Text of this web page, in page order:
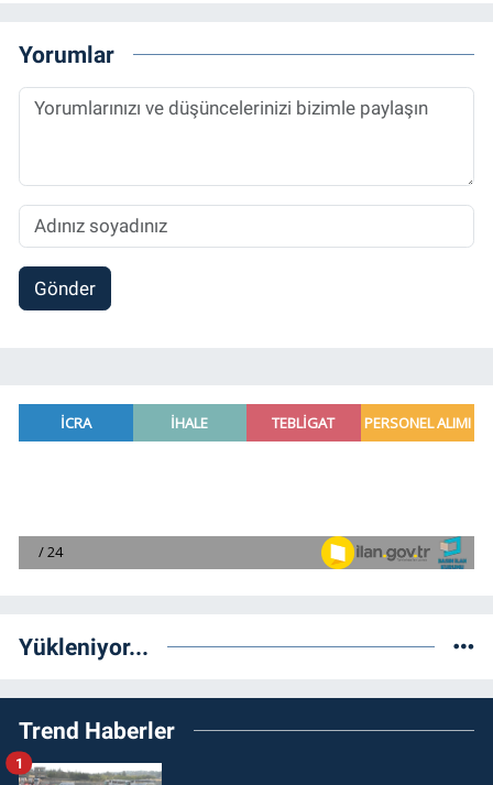
Yorumlar
Gönder
Yükleniyor...
Trend Haberler
1